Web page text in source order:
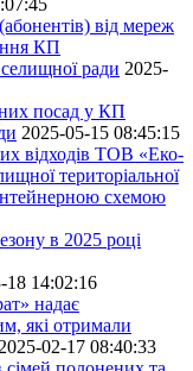
від мереж
КП
ради 2025-
посад у КП
2025-05-15 08:45:15
відходів ТОВ «Еко-
територіальної
схемою
в 2025 році
18 14:02:16
надає
які отримали
2025-02-17 08:40:33